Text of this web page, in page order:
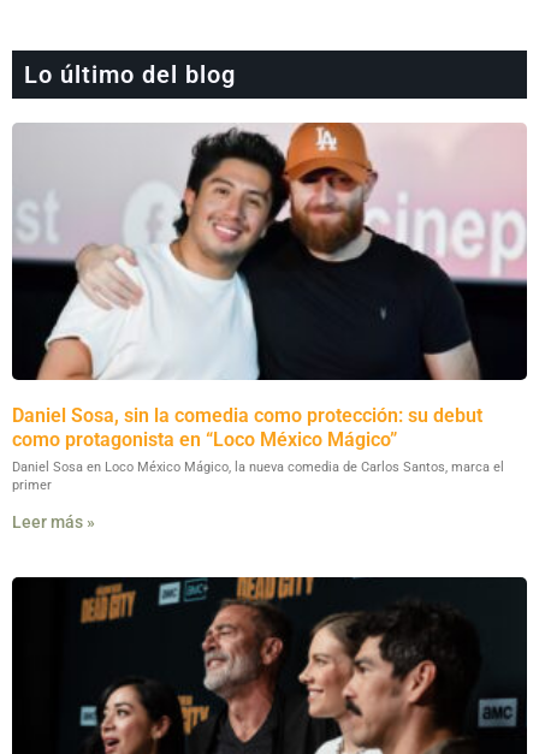
Lo último del blog
Daniel Sosa, sin la comedia como protección: su debut
como protagonista en “Loco México Mágico”
Daniel Sosa en Loco México Mágico, la nueva comedia de Carlos Santos, marca el
primer
Leer más »